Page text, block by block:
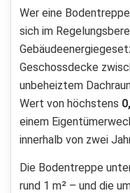
Wer eine
sich im
Geschossdecke
unbeheiztem
Wert von höchstens
einem
innerhalb von zwei
Die Bodentreppe
rund 1 m² – und die